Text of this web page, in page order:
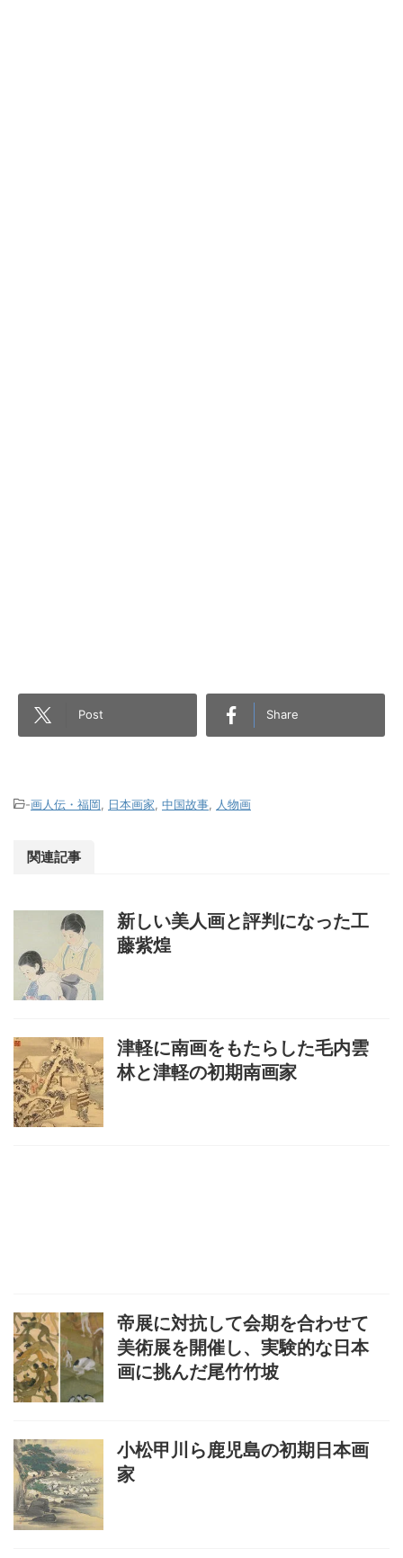
Post Share
-画人伝・福岡 日本画家 中国故事 人物画
関連記事
新しい美人画と評判になった工
藤紫煌
津軽に南画をもたらした毛内雲
林と津軽の初期南画家
帝展に対抗して会期を合わせて
美術展を開催し、実験的な日本
画に挑んだ尾竹竹坡
小松甲川ら鹿児島の初期日本画
家